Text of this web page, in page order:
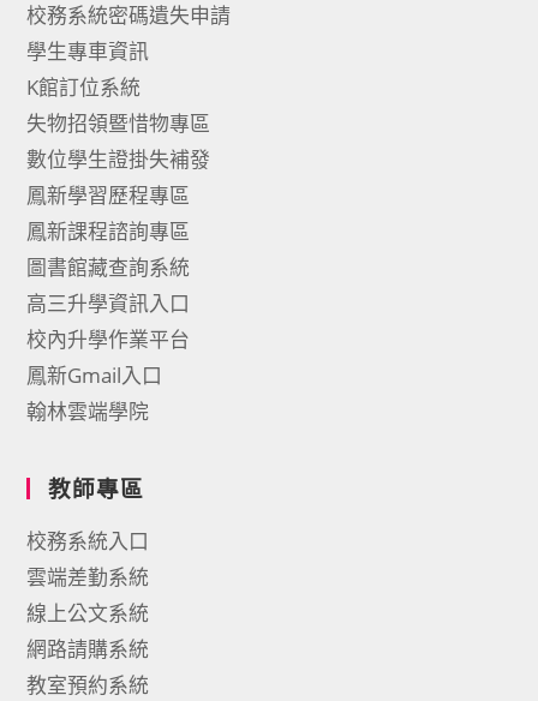
校務系統密碼遺失申請
學生專車資訊
K館訂位系統
失物招領暨惜物專區
數位學生證掛失補發
鳳新學習歷程專區
鳳新課程諮詢專區
圖書館藏查詢系統
高三升學資訊入口
校內升學作業平台
鳳新Gmail入口
翰林雲端學院
教師專區
校務系統入口
雲端差勤系統
線上公文系統
網路請購系統
教室預約系統